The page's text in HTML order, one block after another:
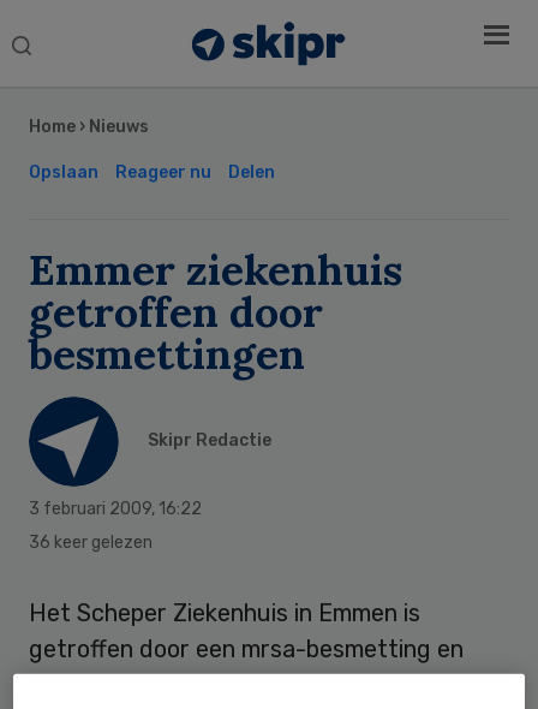
Search
Home › Nieuws
Opslaan Reageer nu Delen
Emmer ziekenhuis
getroffen door
besmettingen
Skipr Redactie
3 februari 2009, 16:22
36 keer gelezen
Het Scheper Ziekenhuis in Emmen is
getroffen door een mrsa-besmetting en
Sidebar